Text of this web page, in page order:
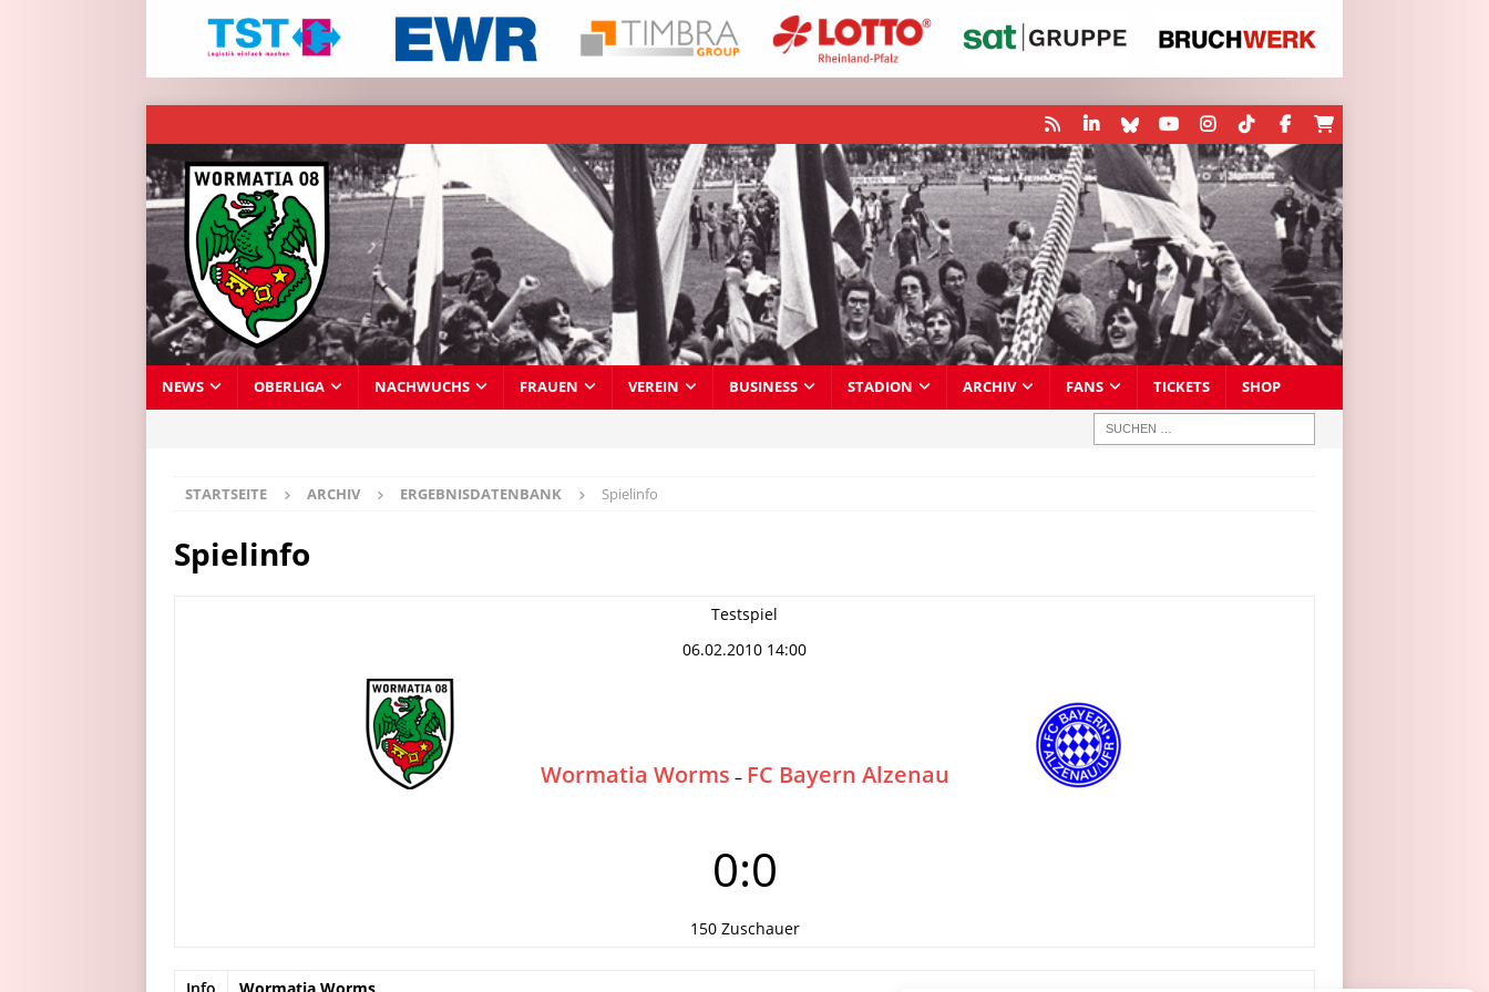
NEWS OBERLIGA NACHWUCHS FRAUEN VEREIN BUSINESS STADION ARCHIV FANS TICKETS SHOP
STARTSEITE ARCHIV ERGEBNISDATENBANK Spielinfo
Spielinfo
Testspiel
06.02.2010 14:00
Wormatia Worms – FC Bayern Alzenau
0:0
150 Zuschauer